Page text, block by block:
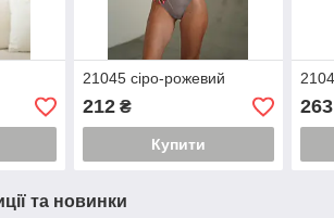
21045 сіро-рожевий
212₴
Купити
263
та новинки